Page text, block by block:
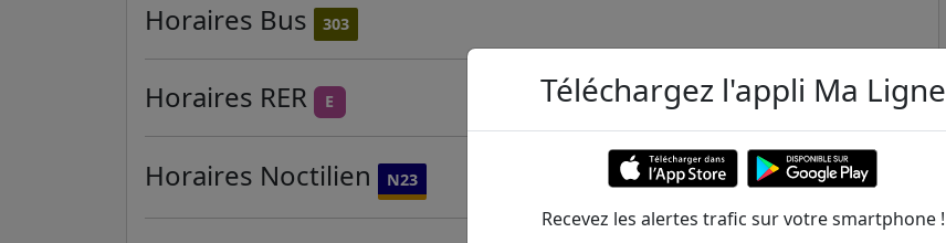
Horaires Bus 303
Horaires RER E
Horaires Noctilien N23
Téléchargez l'appli Ma Ligne
Recevez les alertes trafic sur votre smartphone !